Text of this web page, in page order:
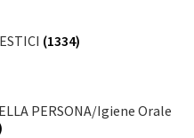
(1334)
PERSONA/Igiene Orale